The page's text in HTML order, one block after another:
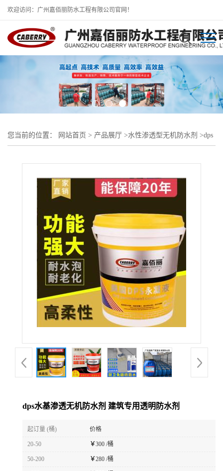
欢迎访问：广州嘉佰丽防水工程有限公司官网！
您当前的位置： 网站首页 > 产品展厅 >水性渗透型无机防水剂 >dps
dps水基渗透无机防水剂 建筑专用透明防水剂
起订量 (桶) 价格
20-50 ￥300 /桶
50-200 ￥280 /桶